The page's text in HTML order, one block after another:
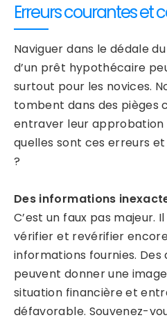
Erreurs courantes et
Naviguer dans le dédale
d’un prêt hypothécaire
surtout pour les novices.
tombent dans des pièges
entraver leur approbation
quelles sont ces erreurs
?
Des informations
C’est un faux pas majeur.
vérifier et revérifier
informations fournies. Des
peuvent donner une
situation financière et
défavorable. Souvenez-